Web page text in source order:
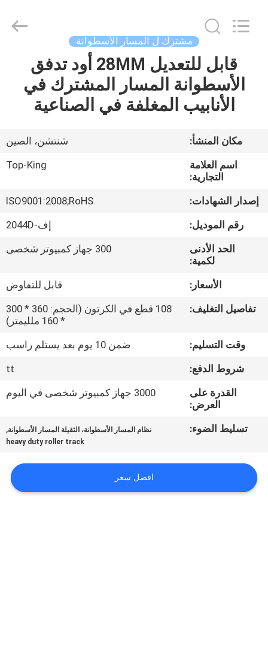
المنزل
المنتجات
حولنا
في
المصنع
مراقبة
الجودة
اتصل
اطلب
اقتباس
خريطة
سياسة
مشترك ل المسار الأسطوانة
قابل للتعديل 28MM أود تدفق
الأسطوانة المسار المشترك في
الأنابيب المغلفة في الصناعية
مكان المنشأ:
شنتشن، الصين
اسم العلامة
التجارية:
Top-King
إصدار الشهادات:
ISO9001:2008;RoHS
رقم الموديل:
إف-2044D
الحد الأدنى
لكمية:
300 جهاز كمبيوتر شخصى
الأسعار:
قابل للتفاوض
تفاصيل التغليف:
108 قطع في الكرتون (الحجم: 360 * 300
* 160 ملليمتر)
وقت التسليم:
ضمن 10 يوم بعد يستلم راسب
شروط الدفع:
tt
القدرة على
العرض:
3000 جهاز كمبيوتر شخصى في اليوم
تسليط الضوء: نظام المسار الأسطوانة، الثقيلة المسار الأسطوانة,
heavy duty roller track
افضل سعر